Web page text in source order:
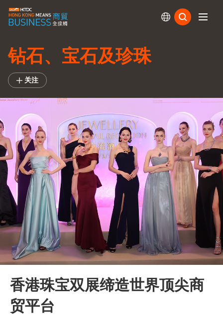
钻石、宝石及珍珠
关注
香港珠宝双展缔造世界顶尖商
贸平台